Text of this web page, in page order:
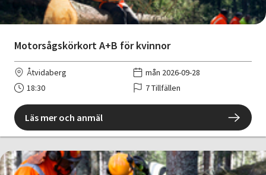
Motorsågskörkort A+B för kvinnor
Åtvidaberg
mån 2026-09-28
18:30
7 Tillfällen
Läs mer och anmäl